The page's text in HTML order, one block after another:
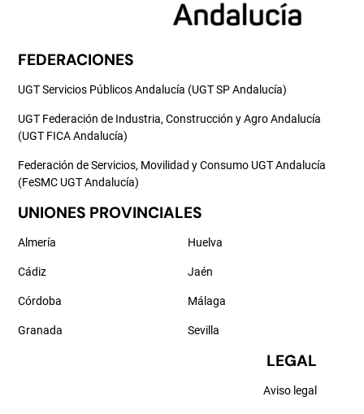
FEDERACIONES
UGT Servicios Públicos Andalucía (UGT SP Andalucía)
UGT Federación de Industria, Construcción y Agro Andalucía
(UGT FICA Andalucía)
Federación de Servicios, Movilidad y Consumo UGT Andalucía
(FeSMC UGT Andalucía)
UNIONES PROVINCIALES
Almería
Cádiz
Córdoba
Granada
Huelva
Jaén
Málaga
Sevilla
LEGAL
Aviso legal